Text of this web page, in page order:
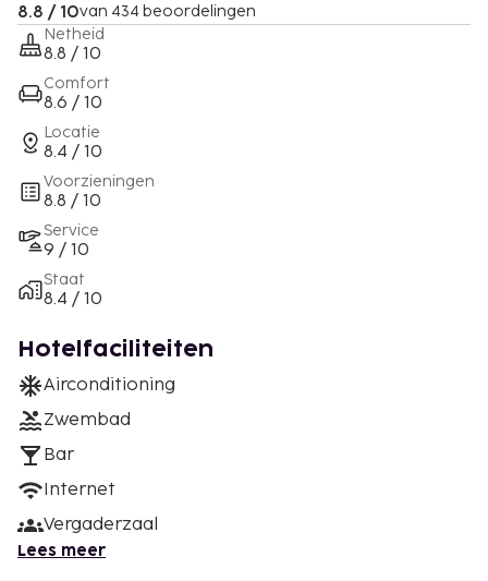
8.8 / 10van 434 beoordelingen
Netheid
8.8 / 10
Comfort
8.6 / 10
Locatie
8.4 / 10
Voorzieningen
8.8 / 10
Service
9 / 10
Staat
8.4 / 10
Hotelfaciliteiten
Airconditioning
Zwembad
Bar
Internet
Vergaderzaal
Lees meer